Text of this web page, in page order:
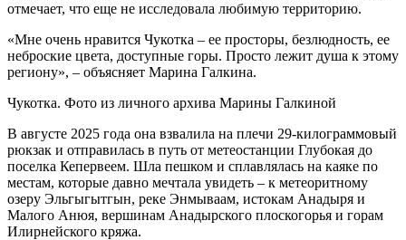
отмечает, что еще не исследовала любимую территорию.
«Мне очень нравится Чукотка – ее просторы, безлюдность, ее
неброские цвета, доступные горы. Просто лежит душа к этому
региону», – объясняет Марина Галкина.
Чукотка. Фото из личного архива Марины Галкиной
В августе 2025 года она взвалила на плечи 29-килограммовый
рюкзак и отправилась в путь от метеостанции Глубокая до
поселка Кепервеем. Шла пешком и сплавлялась на каяке по
местам, которые давно мечтала увидеть – к метеоритному
озеру Эльгыгытгын, реке Энмываам, истокам Анадыря и
Малого Анюя, вершинам Анадырского плоскогорья и горам
Илирнейского кряжа.